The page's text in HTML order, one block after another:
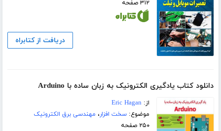
۳۱۲ صفحه
دریافت از کتابراه
دانلود کتاب یادگیری الکترونیک به زبان ساده با Arduino
از: Eric Hagan
موضوع:سخت افزار، مهندسی برق الکترونیک
۲۵۰ صفحه